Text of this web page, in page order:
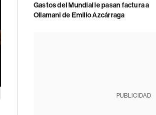
Gastos del Mundial le pasan factura a
Ollamani de Emilio Azcárraga
PUBLICIDAD